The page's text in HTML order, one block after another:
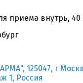
приема внутрь,
125047, г
1, Россия